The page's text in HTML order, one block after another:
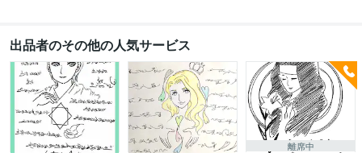
出品者のその他の人気サービス
離席中